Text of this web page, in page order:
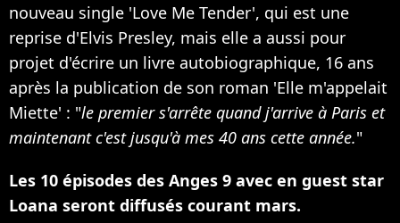
nouveau single 'Love Me Tender', qui est une
reprise d'Elvis Presley, mais elle a aussi pour
projet d'écrire un livre autobiographique, 16 ans
après la publication de son roman 'Elle m'appelait
Miette' : "le premier s'arrête quand j'arrive à Paris et
maintenant c'est jusqu'à mes 40 ans cette année."
Les 10 épisodes des Anges 9 avec en guest star
Loana seront diffusés courant mars.